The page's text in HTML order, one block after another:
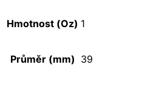
Hmotnost (Oz) 1
Průměr (mm) 39